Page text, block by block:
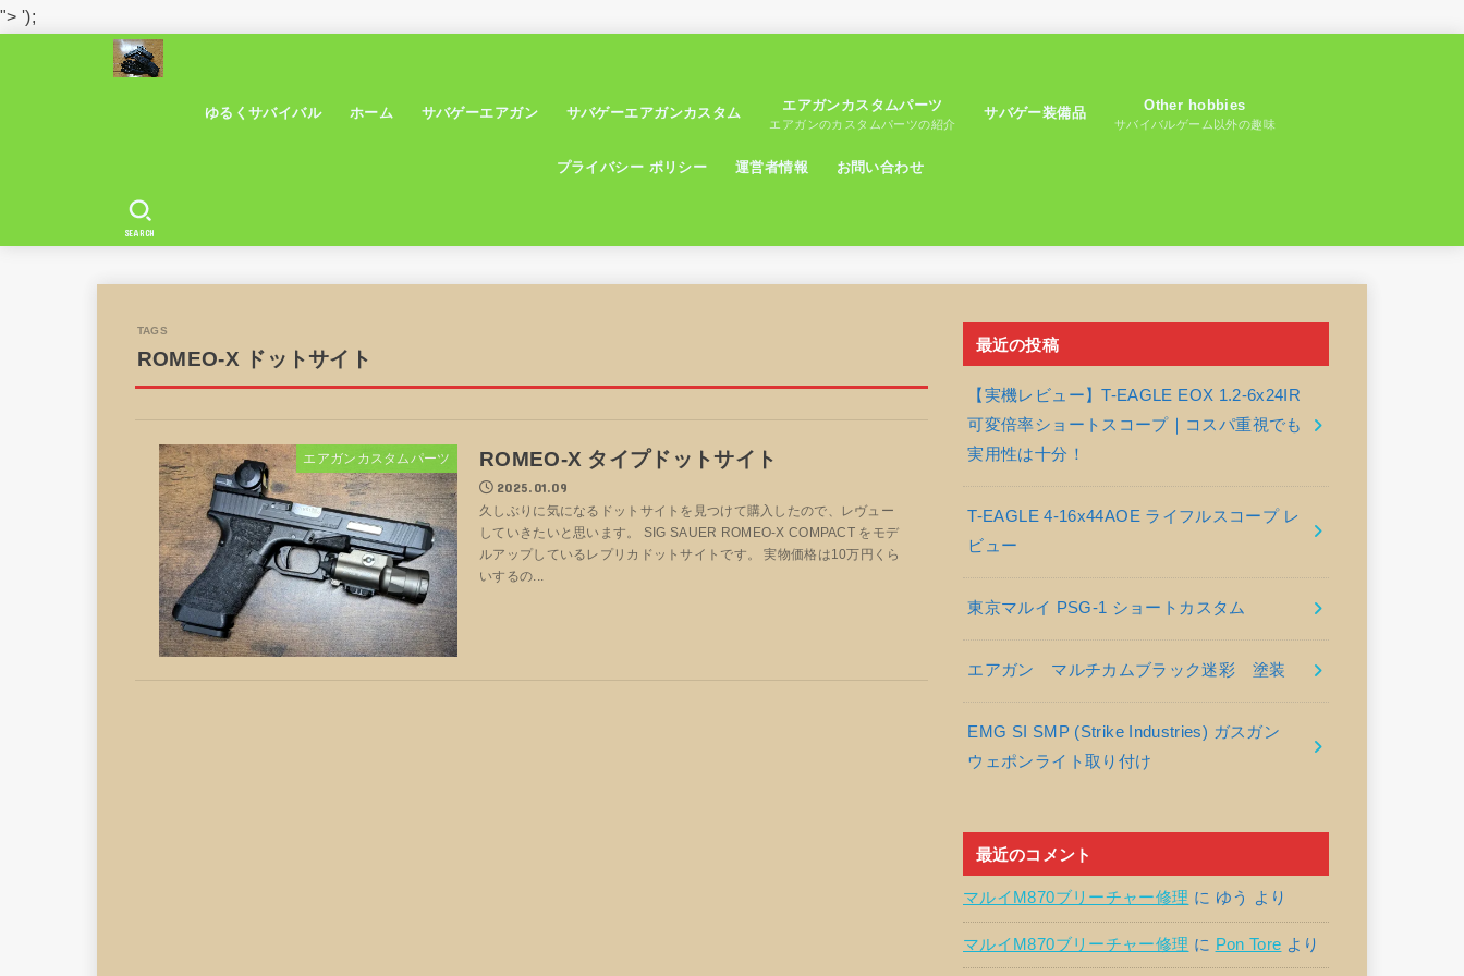
"> ');
ゆるくサバイバル ホーム サバゲーエアガン サバゲーエアガンカスタム エアガンカスタムパーツ
エアガンのカスタムパーツの紹介
サバゲー装備品 Other hobbies
サバイバルゲーム以外の趣味
プライバシー ポリシー 運営者情報 お問い合わせ
SEARCH
ROMEO-X ドットサイト
エアガンカスタムパーツ ROMEO-X タイプドットサイト
2025.01.09
久しぶりに気になるドットサイトを見つけて購入したので、レヴュー
していきたいと思います。 SIG SAUER ROMEO-X COMPACT をモデ
ルアップしているレプリカドットサイトです。 実物価格は10万円くら
いするの...
最近の投稿
【実機レビュー】T-EAGLE EOX 1.2-6x24IR
可変倍率ショートスコープ｜コスパ重視でも
実用性は十分！
T-EAGLE 4-16x44AOE ライフルスコープ レ
ビュー
東京マルイ PSG-1 ショートカスタム
エアガン マルチカムブラック迷彩 塗装
EMG SI SMP (Strike Industries) ガスガン
ウェポンライト取り付け
最近のコメント
マルイM870ブリーチャー修理 に ゆう より
マルイM870ブリーチャー修理 に Pon Tore より